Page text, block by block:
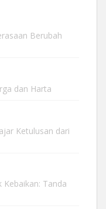
Berubah
dan Harta
Ketulusan dari
Kebaikan: Tanda